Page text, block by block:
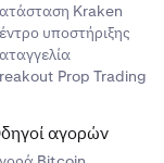
Kraken
υποστήριξης
Prop Trading
αγορών